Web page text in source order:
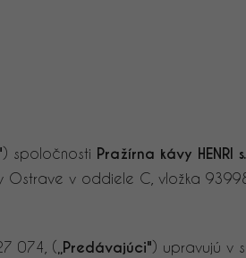
) spoločnosti Pražírna kávy HENRI
v Ostrave v oddiele C, vložka
074, („Predávajúci") upravujú v